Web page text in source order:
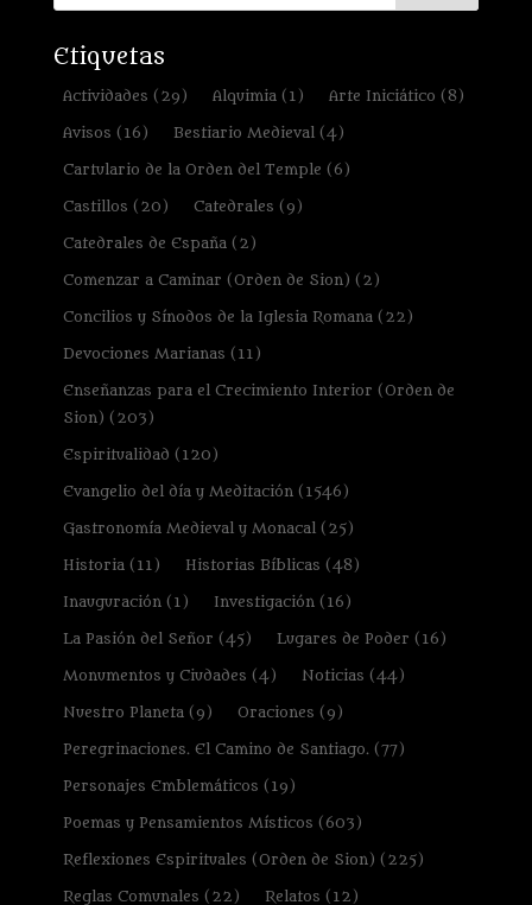
Etiquetas
Actividades (29) Alquimia (1) Arte Iniciático (8)
Avisos (16) Bestiario Medieval (4)
Cartulario de la Orden del Temple (6)
Castillos (20) Catedrales (9)
Catedrales de España (2)
Comenzar a Caminar (Orden de Sion) (2)
Concilios y Sínodos de la Iglesia Romana (22)
Devociones Marianas (11)
Enseñanzas para el Crecimiento Interior (Orden de
Sion) (203)
Espiritualidad (120)
Evangelio del día y Meditación (1546)
Gastronomía Medieval y Monacal (25)
Historia (11) Historias Bíblicas (48)
Inauguración (1) Investigación (16)
La Pasión del Señor (45) Lugares de Poder (16)
Monumentos y Ciudades (4) Noticias (44)
Nuestro Planeta (9) Oraciones (9)
Peregrinaciones. El Camino de Santiago. (77)
Personajes Emblemáticos (19)
Poemas y Pensamientos Místicos (603)
Reflexiones Espirituales (Orden de Sion) (225)
Reglas Comunales (22) Relatos (12)